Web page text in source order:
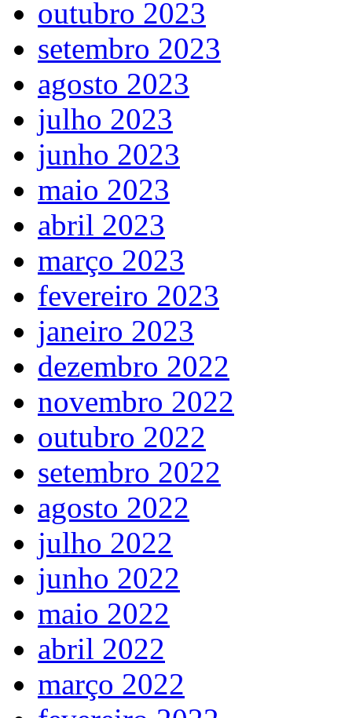
outubro 2023
setembro 2023
agosto 2023
julho 2023
junho 2023
maio 2023
abril 2023
março 2023
fevereiro 2023
janeiro 2023
dezembro 2022
novembro 2022
outubro 2022
setembro 2022
agosto 2022
julho 2022
junho 2022
maio 2022
abril 2022
março 2022